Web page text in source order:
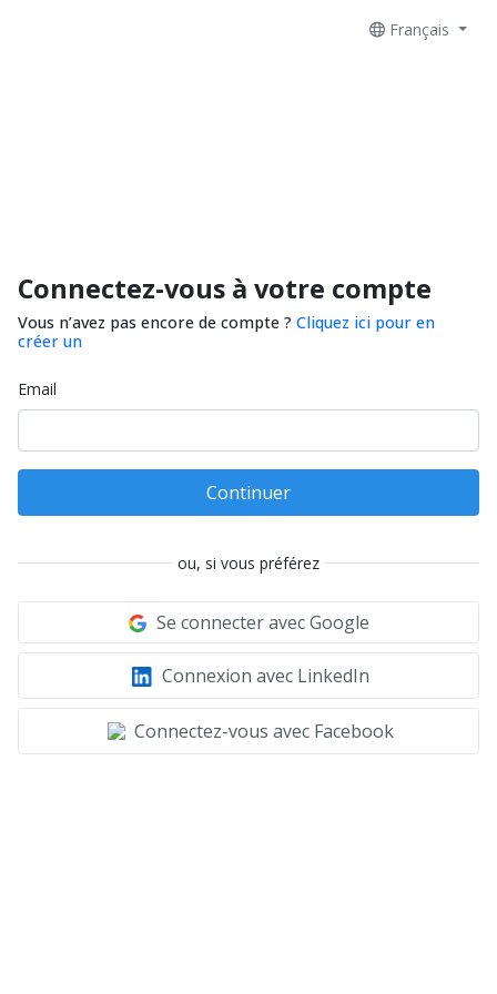
Français
Connectez-vous à votre compte
Vous n’avez pas encore de compte ? Cliquez ici pour en
créer un
Email
Continuer
ou, si vous préférez
Se connecter avec Google
Connexion avec LinkedIn
Connectez-vous avec Facebook